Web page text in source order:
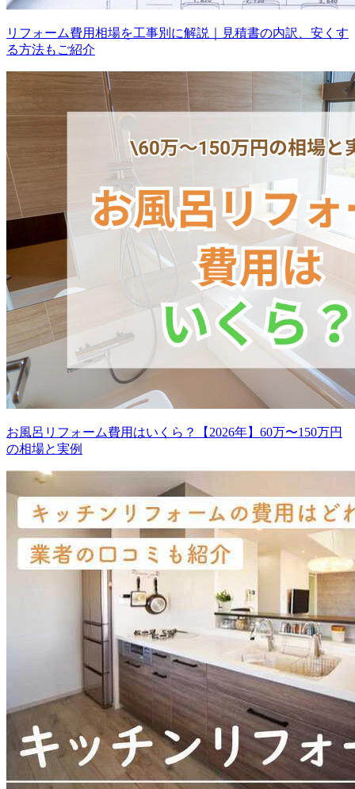
リフォーム費用相場を工事別に解説｜見積書の内訳、安くす
る方法もご紹介
お風呂リフォーム費用はいくら？【2026年】60万〜150万円
の相場と実例